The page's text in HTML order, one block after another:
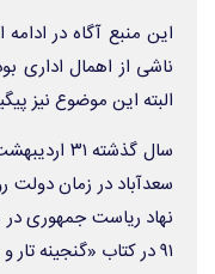
این منبع آگاه در
ناشی از اهمال اداری
البته این موضوع نیز
سال
سعدآباد در زمان دولت
۹۱ در کتاب «گنجینه تار و پود، مجموعه تصاویر دومین کلکسیون بزرگ فرش جهان» منتشر شده است.